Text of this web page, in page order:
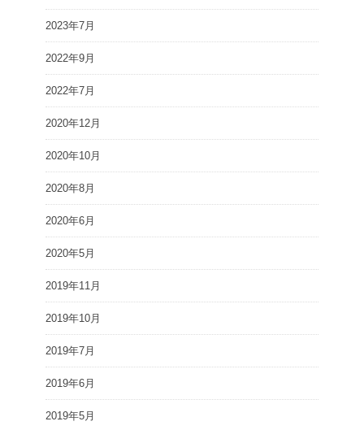
2023年7月
2022年9月
2022年7月
2020年12月
2020年10月
2020年8月
2020年6月
2020年5月
2019年11月
2019年10月
2019年7月
2019年6月
2019年5月